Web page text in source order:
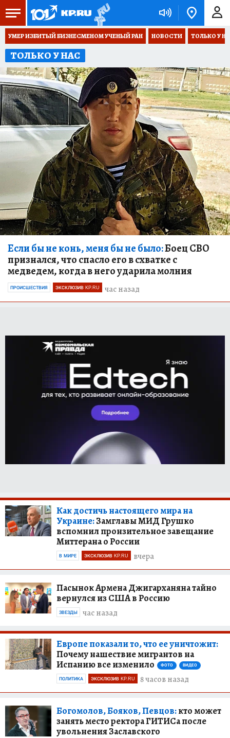
УМЕР ИЗБИТЫЙ БИЗНЕСМЕНОМ УЧЕНЫЙ РАН НОВОСТИ ТОЛЬКО У
ТОЛЬКО У НАС
Если бы не конь, меня бы не было:Боец СВО
признался, что спасло его в схватке с
медведем, когда в него ударила молния
час назад
ПРОИСШЕСТВИЯ ЭКСКЛЮЗИВ KP.RU
Как достичь настоящего мира на
Украине:Замглавы МИД Грушко
вспомнил пронзительное завещание
Миттерана о России
вчера
В МИРЕ ЭКСКЛЮЗИВ KP.RU
Пасынок Армена Джигарханяна тайно
вернулся из США в Россию
час назад
ЗВЕЗДЫ
Европе показали то, что ее уничтожит:
Почему нашествие мигрантов на
Испанию все изменило
ФОТО ВИДЕО
8 часов назад
ПОЛИТИКА ЭКСКЛЮЗИВ KP.RU
Богомолов, Бояков, Певцов:кто может
занять место ректора ГИТИСа после
увольнения Заславского